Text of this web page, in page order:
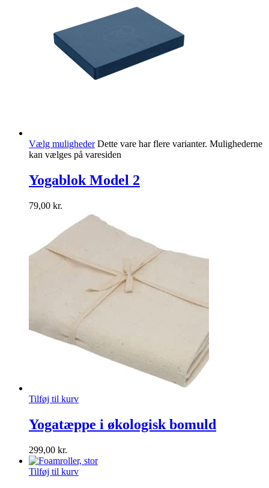
Vælg muligheder Dette vare har flere varianter. Mulighederne
kan vælges på varesiden
Yogablok Model 2
79,00 kr.
Tilføj til kurv
Yogatæppe i økologisk bomuld
299,00 kr.
Tilføj til kurv